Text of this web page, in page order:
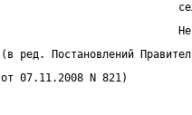
(в ред. Постановлений
от 07.11.2008 N 821)